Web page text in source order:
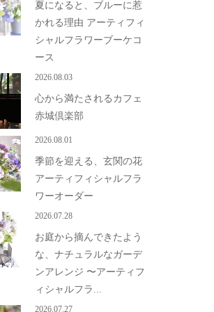
夏になると、ブルーに惹
かれる理由 アーティフィ
シャルフラワーブーケコ
ース
2026.08.03
心から満たされるカフェ
赤城倶楽部
2026.08.01
季節を迎える、玄関の花
アーティフィシャルフラ
ワーオーダー
2026.07.28
お庭から摘んできたよう
な、ナチュラルなガーデ
ンアレンジ 〜アーティフ
ィシャルフラ...
2026.07.27